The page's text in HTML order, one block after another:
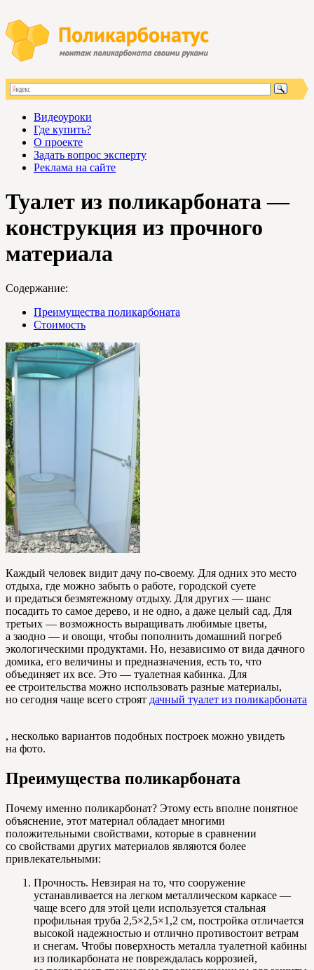
Видеоуроки
Где купить?
О проекте
Задать вопрос эксперту
Реклама на сайте
Туалет из поликарбоната —
конструкция из прочного
материала
Содержание:
Преимущества поликарбоната
Стоимость
Каждый человек видит дачу по-своему. Для одних это место
отдыха, где можно забыть о работе, городской суете
и предаться безмятежному отдыху. Для других — шанс
посадить то самое дерево, и не одно, а даже целый сад. Для
третьих — возможность выращивать любимые цветы,
а заодно — и овощи, чтобы пополнить домашний погреб
экологическими продуктами. Но, независимо от вида дачного
домика, его величины и предназначения, есть то, что
объединяет их все. Это — туалетная кабинка. Для
ее строительства можно использовать разные материалы,
но сегодня чаще всего строят дачный туалет из поликарбоната
, несколько вариантов подобных построек можно увидеть
на фото.
Преимущества поликарбоната
Почему именно поликарбонат? Этому есть вполне понятное
объяснение, этот материал обладает многими
положительными свойствами, которые в сравнении
со свойствами других материалов являются более
привлекательными:
Прочность. Невзирая на то, что сооружение
устанавливается на легком металлическом каркасе —
чаще всего для этой цели используется стальная
профильная труба 2,5×2,5×1,2 см, постройка отличается
высокой надежностью и отлично противостоит ветрам
и снегам. Чтобы поверхность металла туалетной кабины
из поликарбоната не повреждалась коррозией,